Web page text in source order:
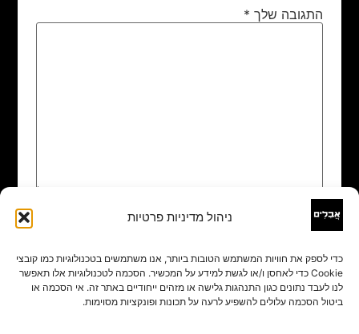
ניהול מדיניות פרטיות
כדי לספק את חוויות המשתמש הטובות ביותר, אנו משתמשים בטכנולוגיות כמו קובצי
Cookie כדי לאחסן ו/או לגשת למידע על המכשיר. הסכמה לטכנולוגיות אלו תאפשר
לנו לעבד נתונים כגון התנהגות גלישה או מזהים ייחודיים באתר זה. אי הסכמה או
ביטול הסכמה עלולים להשפיע לרעה על תכונות ופונקציות מסוימות.
התגובה שלך *
שם
אימייל*